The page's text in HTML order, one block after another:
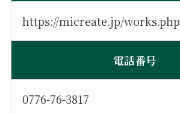
https://micreate.jp/works.php
電話番号
0776-76-3817